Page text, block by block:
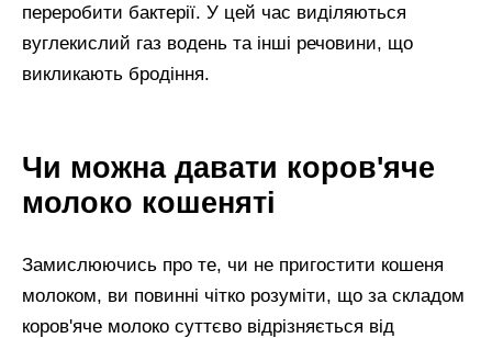
переробити бактерії. У цей час виділяються
вуглекислий газ водень та інші речовини, що
викликають бродіння.
Чи можна давати коров'яче
молоко кошеняті
Замислюючись про те, чи не пригостити кошеня
молоком, ви повинні чітко розуміти, що за складом
коров'яче молоко суттєво відрізняється від